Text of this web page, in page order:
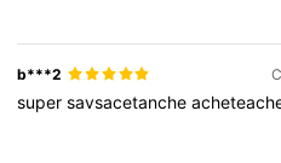
b***2
supersavsacetanche